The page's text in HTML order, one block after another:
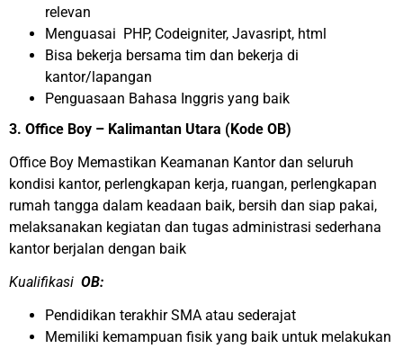
relevan
Menguasai PHP, Codeigniter, Javasript, html
Bisa bekerja bersama tim dan bekerja di
kantor/lapangan
Penguasaan Bahasa Inggris yang baik
3. Office Boy – Kalimantan Utara (Kode OB)
Office Boy Memastikan Keamanan Kantor dan seluruh
kondisi kantor, perlengkapan kerja, ruangan, perlengkapan
rumah tangga dalam keadaan baik, bersih dan siap pakai,
melaksanakan kegiatan dan tugas administrasi sederhana
kantor berjalan dengan baik
Kualifikasi OB:
Pendidikan terakhir SMA atau sederajat
Memiliki kemampuan fisik yang baik untuk melakukan